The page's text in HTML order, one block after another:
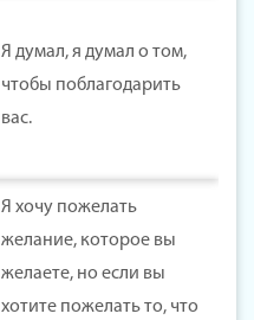
Я думал, я думал о том,
чтобы поблагодарить
вас.
Я хочу пожелать
желание, которое вы
желаете, но если вы
хотите пожелать то, что